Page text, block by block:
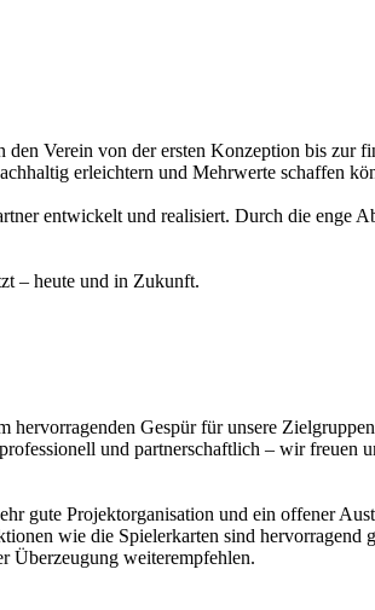
Verein von der ersten Konzeption bis zur
erleichtern und Mehrwerte schaffen
entwickelt und realisiert. Durch die enge
– heute und in Zukunft.
Gespür für unsere
und partnerschaftlich – wir freuen
gute Projektorganisation und ein offener
wie die Spielerkarten sind hervorragend
Überzeugung weiterempfehlen.